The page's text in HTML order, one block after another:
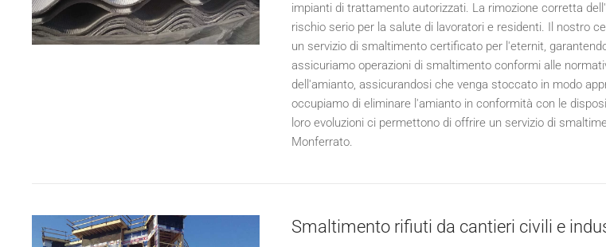
impianti di trattamento autorizzati. La rimozione corretta
rischio serio per la salute di lavoratori e residenti. Il nostro
un servizio di smaltimento certificato per l'eternit,
assicuriamo operazioni di smaltimento conformi alle
dell'amianto, assicurandosi che venga stoccato in modo
occupiamo di eliminare l'amianto in conformità con le
loro evoluzioni ci permettono di offrire un servizio di
Monferrato.
Smaltimento rifiuti da cantieri civili e